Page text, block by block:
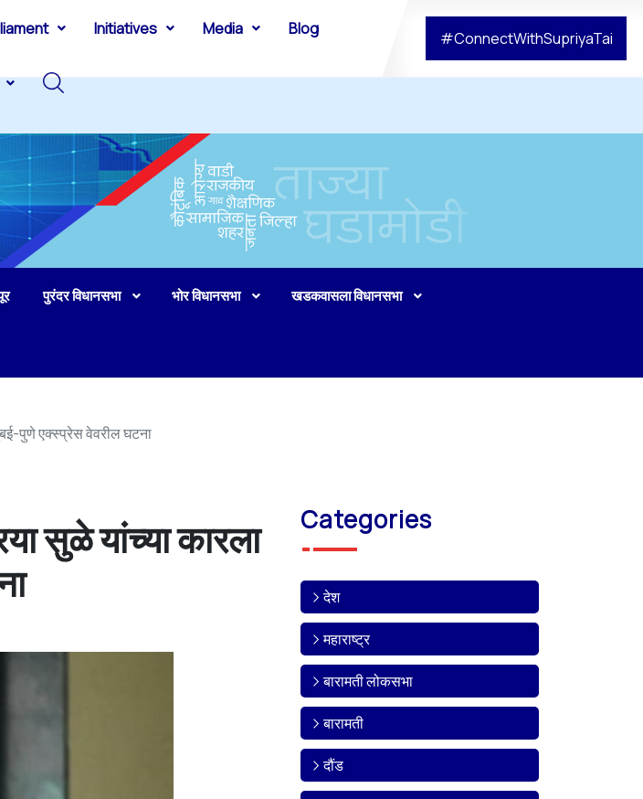
Initiatives Media Blog
#ConnectWithSupriyaTai
पुरंदर विधानसभा भोर विधानसभा खडकवासला विधानसभा
पुणे एक्स्प्रेस वेवरील घटना
सुळे यांच्या कारला
Categories
देश
महाराष्ट्र
बारामती लोकसभा
बारामती
दौंड